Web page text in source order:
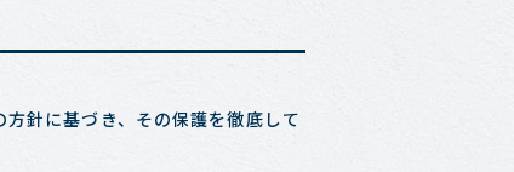
針に基づき、その保護を徹底して